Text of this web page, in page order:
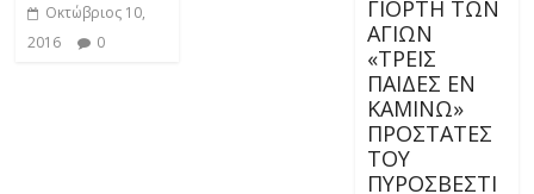
Οκτώβριος 10,
2016
0
ΓΙΟΡΤΗ ΤΩΝ
ΑΓΙΩΝ
«ΤΡΕΙΣ
ΠΑΙΔΕΣ ΕΝ
ΚΑΜΙΝΩ»
ΠΡΟΣΤΑΤΕΣ
ΤΟΥ
ΠΥΡΟΣΒΕΣΤΙ